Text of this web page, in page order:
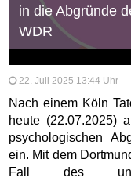
in die Abgründe
WDR
22. Juli 2025 13:44 Uhr
Nach einem Köln
heute (22.07.2025)
psychologischen
ein. Mit dem
Fall des